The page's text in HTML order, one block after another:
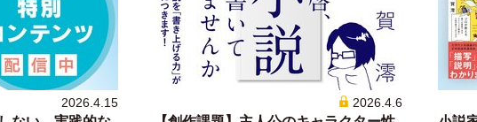
2026.4.15 2026.4.6